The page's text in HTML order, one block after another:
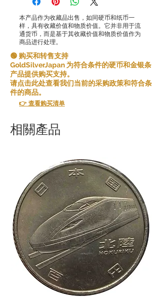
本产品作为收藏品出售，如同硬币和纸币一
样，具有收藏价值和物质价值。它并非用于流
通货币，而是基于其收藏价值和物质价值作为
商品进行处理。
🟢 购买和转售支持
GoldSilverJapan 为符合条件的硬币和金银条
产品提供购买支持。
请点击此处查看我们当前的采购政策和符合条
件的商品。
👉 查看购买清单
相關產品